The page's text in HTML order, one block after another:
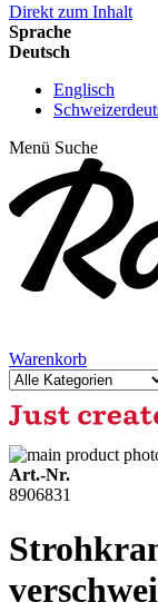
Direkt zum Inhalt
Sprache
Deutsch
Englisch
Menü Suche
Warenkorb
Art.-Nr.
8906831